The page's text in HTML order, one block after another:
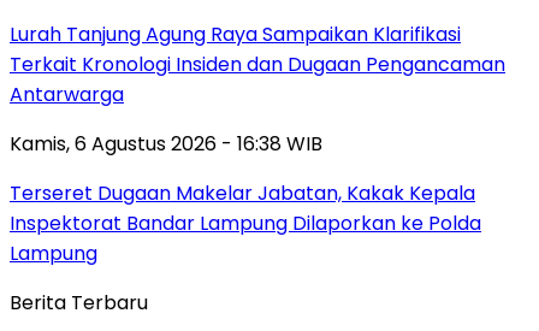
Lurah Tanjung Agung Raya Sampaikan Klarifikasi
Terkait Kronologi Insiden dan Dugaan Pengancaman
Antarwarga
Kamis, 6 Agustus 2026 - 16:38 WIB
Terseret Dugaan Makelar Jabatan, Kakak Kepala
Inspektorat Bandar Lampung Dilaporkan ke Polda
Lampung
Berita Terbaru